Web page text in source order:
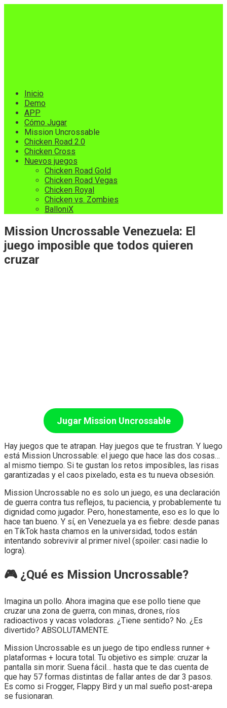
Inicio
Demo
APP
Cómo Jugar
Mission Uncrossable
Chicken Road 2.0
Chicken Cross
Nuevos juegos
Chicken Road Gold
Chicken Road Vegas
Chicken Royal
Chicken vs. Zombies
BalloniX
Mission Uncrossable Venezuela: El
juego imposible que todos quieren
cruzar
Jugar Mission Uncrossable
Hay juegos que te atrapan. Hay juegos que te frustran. Y luego
está Mission Uncrossable: el juego que hace las dos cosas…
al mismo tiempo. Si te gustan los retos imposibles, las risas
garantizadas y el caos pixelado, esta es tu nueva obsesión.
Mission Uncrossable no es solo un juego, es una declaración
de guerra contra tus reflejos, tu paciencia, y probablemente tu
dignidad como jugador. Pero, honestamente, eso es lo que lo
hace tan bueno. Y sí, en Venezuela ya es fiebre: desde panas
en TikTok hasta chamos en la universidad, todos están
intentando sobrevivir al primer nivel (spoiler: casi nadie lo
logra).
🎮 ¿Qué es Mission Uncrossable?
Imagina un pollo. Ahora imagina que ese pollo tiene que
cruzar una zona de guerra, con minas, drones, ríos
radioactivos y vacas voladoras. ¿Tiene sentido? No. ¿Es
divertido? ABSOLUTAMENTE.
Mission Uncrossable es un juego de tipo endless runner +
plataformas + locura total. Tu objetivo es simple: cruzar la
pantalla sin morir. Suena fácil… hasta que te das cuenta de
que hay 57 formas distintas de fallar antes de dar 3 pasos.
Es como si Frogger, Flappy Bird y un mal sueño post-arepa
se fusionaran.